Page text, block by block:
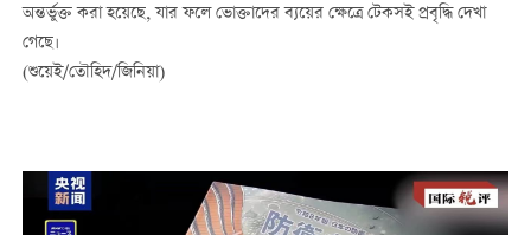
অন্তর্ভুক্ত করা হয়েছে, যার ফলে ভোক্তাদের ব্যয়ের ক্ষেত্রে টেকসই প্রবৃদ্ধি দেখা
গেছে।
(শুয়েই/তৌহিদ/জিনিয়া)